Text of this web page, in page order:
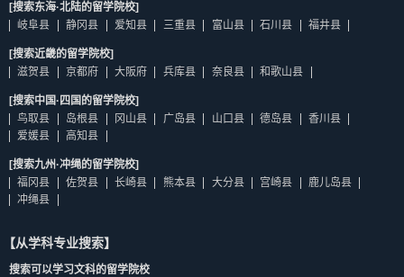
[搜索东海·北陆的留学院校]
岐阜县
静冈县 爱知县 三重县 富山县 石川县 福井县
[搜索近畿的留学院校]
滋贺县
京都府 大阪府 兵库县 奈良县 和歌山县
[搜索中国·四国的留学院校]
鸟取县
岛根县 冈山县 广岛县 山口县 德岛县
香川县
爱媛县
高知县
[搜索九州·冲绳的留学院校]
福冈县
佐贺县 长崎县 熊本县 大分县 宫崎县
鹿儿岛县
冲绳县
【从学科专业搜索】
搜索可以学习文科的留学院校